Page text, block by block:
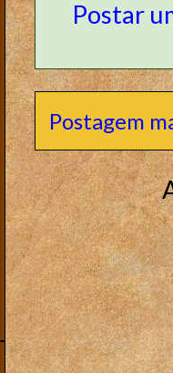
Postar
Postagem